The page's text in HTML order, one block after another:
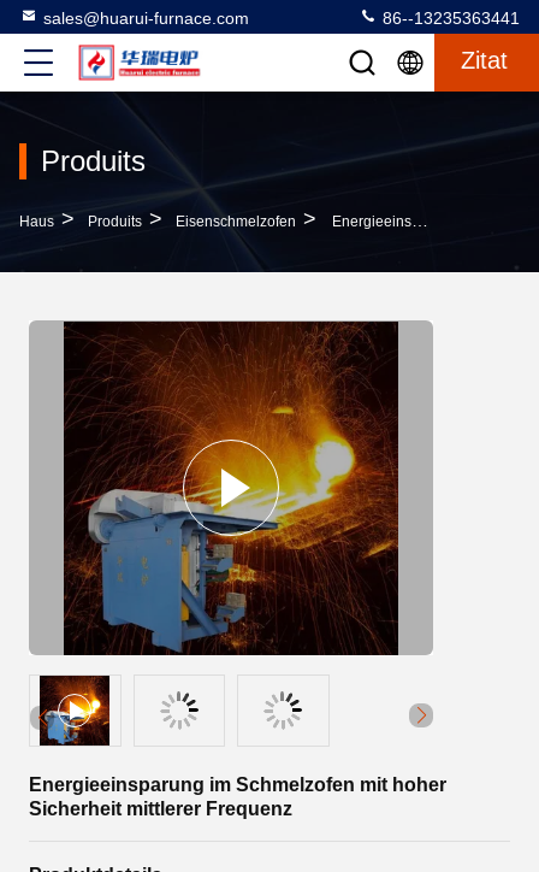
sales@huarui-furnace.com 86--13235363441
Zitat
Produits
Haus > Produits > Eisenschmelzofen > Energieeinsparung Im Schmelzofen Mit Hoher Sicherheit Mittlerer Frequenz
Energieeinsparung im Schmelzofen mit hoher
Sicherheit mittlerer Frequenz